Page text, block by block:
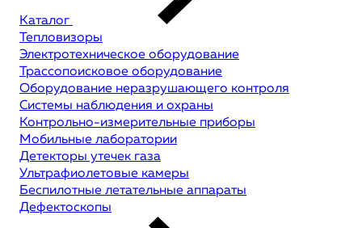
Каталог
Тепловизоры
Электротехническое оборудование
Трассопоисковое оборудование
Оборудование неразрушающего контроля
Системы наблюдения и охраны
Контрольно-измерительные приборы
Мобильные лаборатории
Детекторы утечек газа
Ультрафиолетовые камеры
Беспилотные летательные аппараты
Дефектоскопы